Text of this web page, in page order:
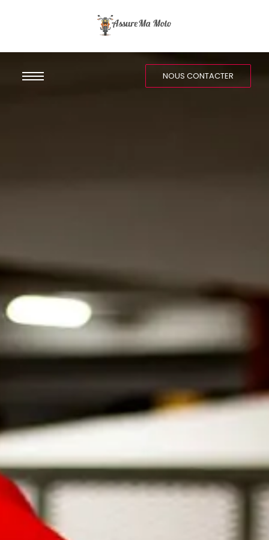
NOUS CONTACTER